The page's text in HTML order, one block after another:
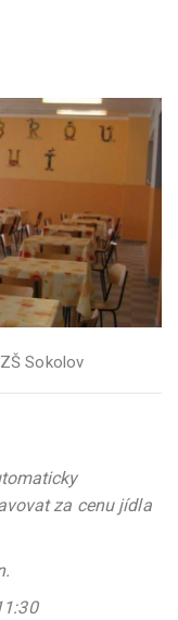
ZŠ Sokolov
za cenu jídla